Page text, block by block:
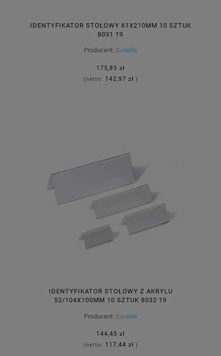
IDENTYFIKATOR STOŁOWY 61X210MM 10 SZTUK
8031 19
Producent: Durable
175,85 zł
(netto: 142,97 zł )
IDENTYFIKATOR STOŁOWY Z AKRYLU
52/104X100MM 10 SZTUK 8032 19
Producent: Durable
144,45 zł
(netto: 117,44 zł )